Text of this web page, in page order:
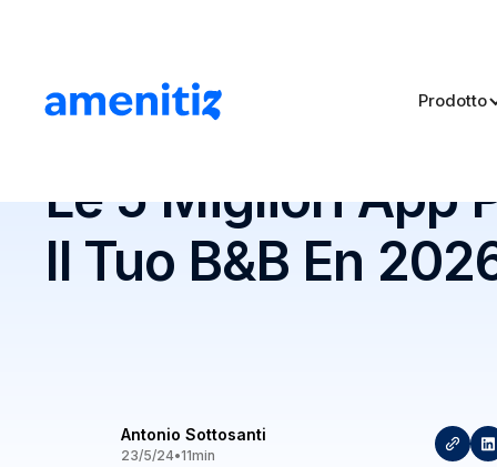
Prodotto
Blog > Le 5 Migliori App Per Gestire Il Tuo B&B En 2026
Le 5 Migliori App
Il Tuo B&B En
Antonio Sottosanti
23/5/24•11min